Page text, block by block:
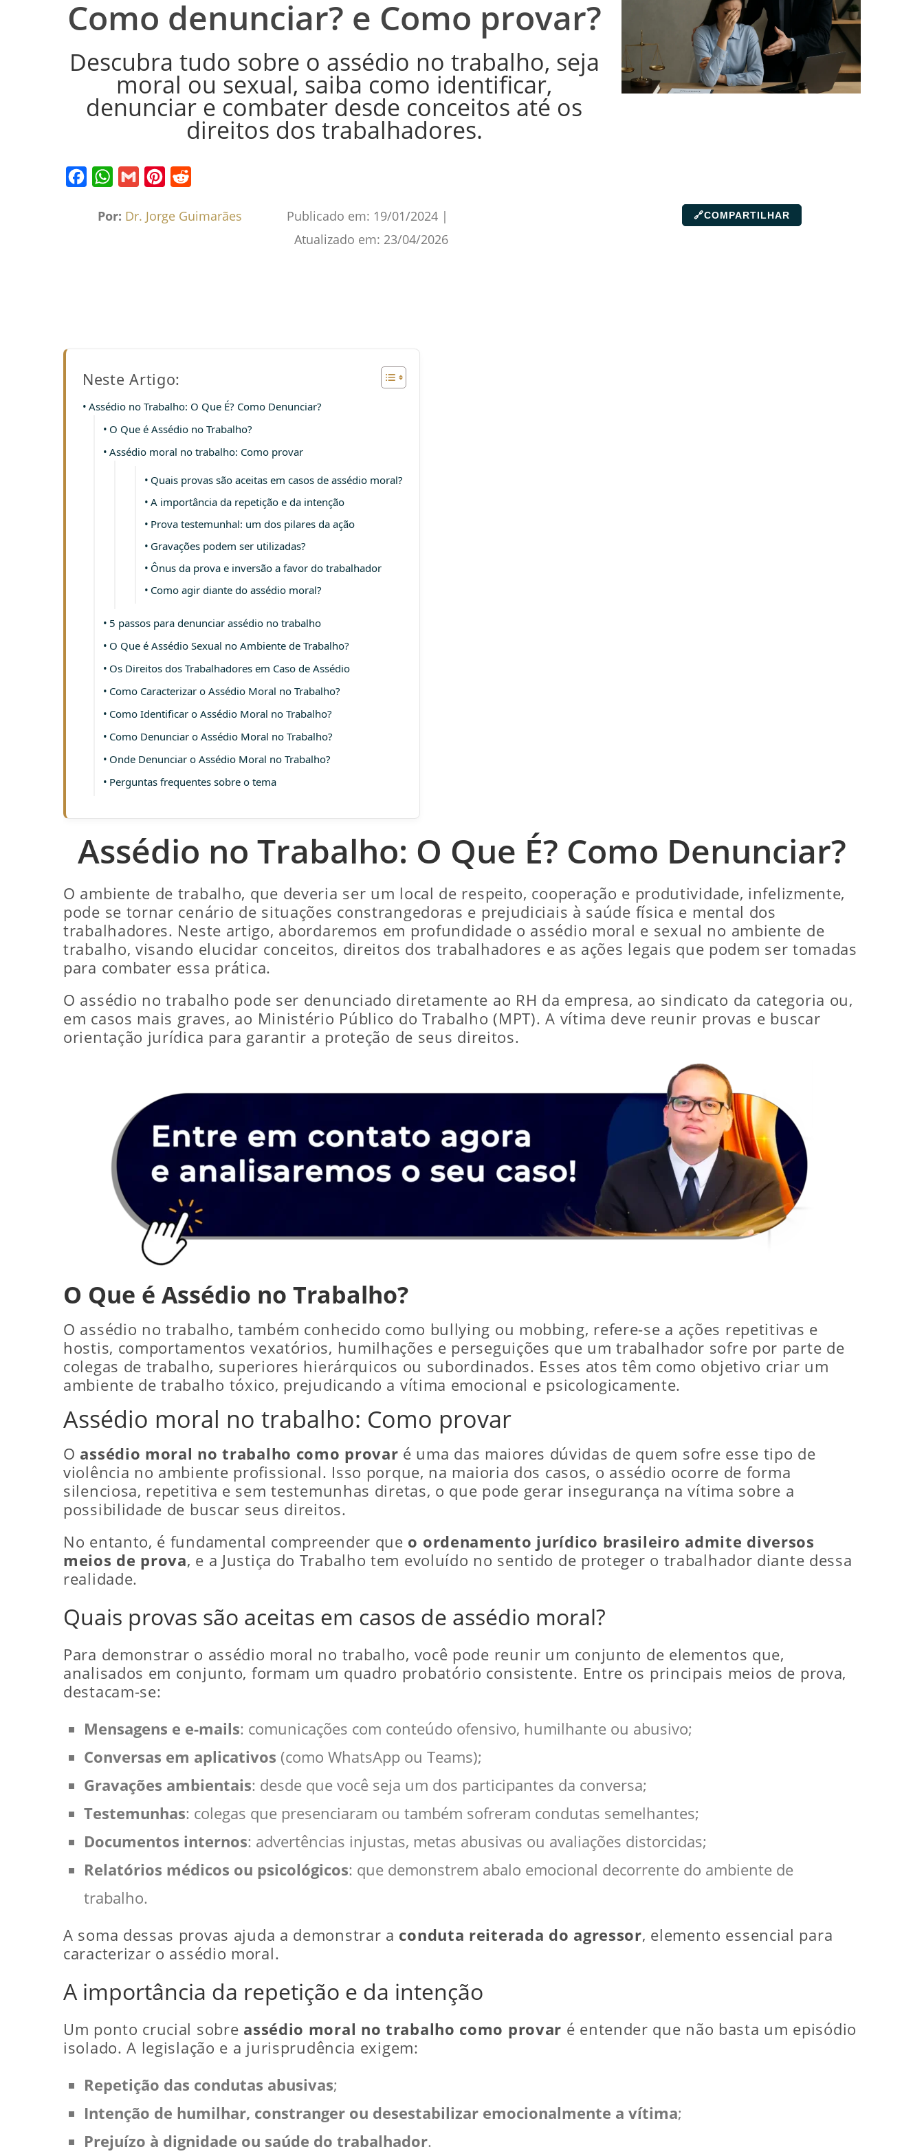
Como denunciar? e Como provar?
Descubra tudo sobre o assédio no trabalho, seja
moral ou sexual, saiba como identificar,
denunciar e combater desde conceitos até os
direitos dos trabalhadores.
FacebookWhatsApp
Gmail Pinterest
Por: Dr. Jorge Guimarães Publicado em: 19/01/2024 |
Atualizado em: 23/04/2026
🔗COMPARTILHAR
Neste Artigo:
Assédio no Trabalho: O Que É? Como Denunciar?
O Que é Assédio no Trabalho?
Assédio moral no trabalho: Como provar
Quais provas são aceitas em casos de assédio moral?
A importância da repetição e da intenção
Prova testemunhal: um dos pilares da ação
Gravações podem ser utilizadas?
Ônus da prova e inversão a favor do trabalhador
Como agir diante do assédio moral?
5 passos para denunciar assédio no trabalho
O Que é Assédio Sexual no Ambiente de Trabalho?
Os Direitos dos Trabalhadores em Caso de Assédio
Como Caracterizar o Assédio Moral no Trabalho?
Como Identificar o Assédio Moral no Trabalho?
Como Denunciar o Assédio Moral no Trabalho?
Onde Denunciar o Assédio Moral no Trabalho?
Perguntas frequentes sobre o tema
Assédio no Trabalho: O Que É? Como Denunciar?
O ambiente de trabalho, que deveria ser um local de respeito, cooperação e produtividade, infelizmente,
pode se tornar cenário de situações constrangedoras e prejudiciais à saúde física e mental dos
trabalhadores. Neste artigo, abordaremos em profundidade o assédio moral e sexual no ambiente de
trabalho, visando elucidar conceitos, direitos dos trabalhadores e as ações legais que podem ser tomadas
para combater essa prática.
O assédio no trabalho pode ser denunciado diretamente ao RH da empresa, ao sindicato da categoria ou,
em casos mais graves, ao Ministério Público do Trabalho (MPT). A vítima deve reunir provas e buscar
orientação jurídica para garantir a proteção de seus direitos.
O Que é Assédio no Trabalho?
O assédio no trabalho, também conhecido como bullying ou mobbing, refere-se a ações repetitivas e
hostis, comportamentos vexatórios, humilhações e perseguições que um trabalhador sofre por parte de
colegas de trabalho, superiores hierárquicos ou subordinados. Esses atos têm como objetivo criar um
ambiente de trabalho tóxico, prejudicando a vítima emocional e psicologicamente.
Assédio moral no trabalho: Como provar
O assédio moral no trabalho como provar é uma das maiores dúvidas de quem sofre esse tipo de
violência no ambiente profissional. Isso porque, na maioria dos casos, o assédio ocorre de forma
silenciosa, repetitiva e sem testemunhas diretas, o que pode gerar insegurança na vítima sobre a
possibilidade de buscar seus direitos.
No entanto, é fundamental compreender que o ordenamento jurídico brasileiro admite diversos
meios de prova, e a Justiça do Trabalho tem evoluído no sentido de proteger o trabalhador diante dessa
realidade.
Quais provas são aceitas em casos de assédio moral?
Para demonstrar o assédio moral no trabalho, você pode reunir um conjunto de elementos que,
analisados em conjunto, formam um quadro probatório consistente. Entre os principais meios de prova,
destacam-se:
Mensagens e e-mails: comunicações com conteúdo ofensivo, humilhante ou abusivo;
Conversas em aplicativos (como WhatsApp ou Teams);
Gravações ambientais: desde que você seja um dos participantes da conversa;
Testemunhas: colegas que presenciaram ou também sofreram condutas semelhantes;
Documentos internos: advertências injustas, metas abusivas ou avaliações distorcidas;
Relatórios médicos ou psicológicos: que demonstrem abalo emocional decorrente do ambiente de
trabalho.
A soma dessas provas ajuda a demonstrar a conduta reiterada do agressor, elemento essencial para
caracterizar o assédio moral.
A importância da repetição e da intenção
Um ponto crucial sobre assédio moral no trabalho como provar é entender que não basta um episódio
isolado. A legislação e a jurisprudência exigem:
Repetição das condutas abusivas;
Intenção de humilhar, constranger ou desestabilizar emocionalmente a vítima;
Prejuízo à dignidade ou saúde do trabalhador.